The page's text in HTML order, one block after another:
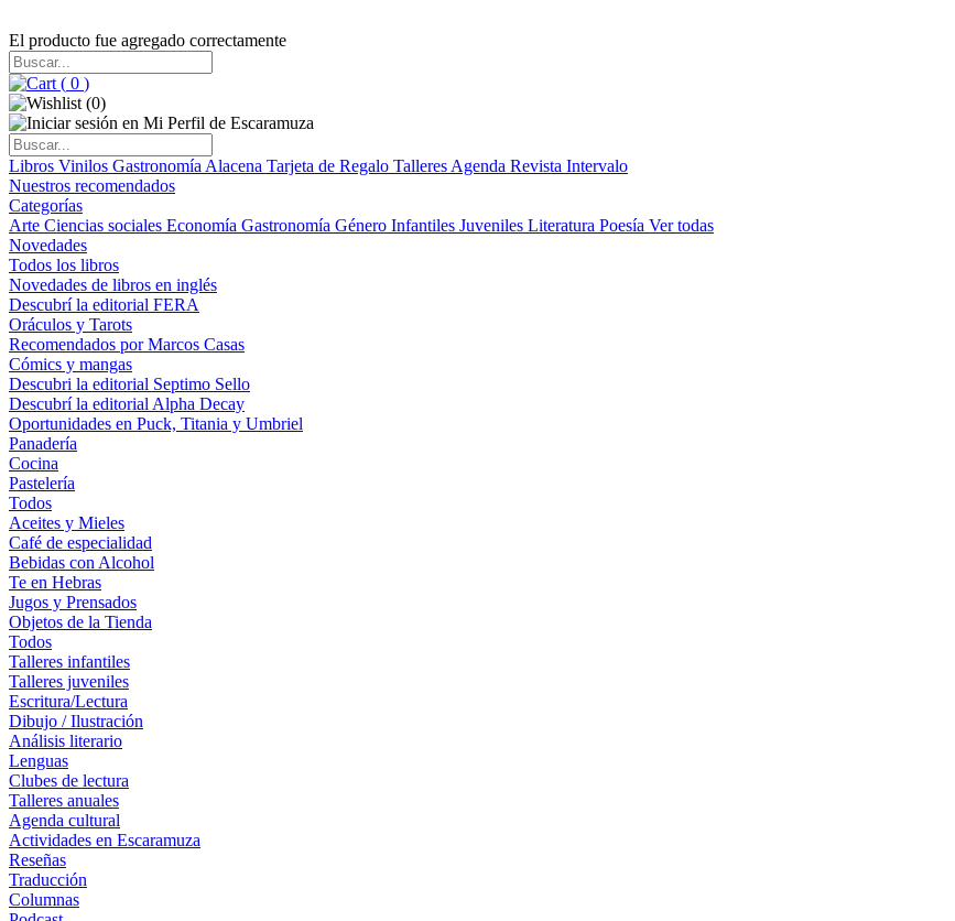
El producto fue agregado correctamente
( 0 )
(0)
Libros Vinilos Gastronomía Alacena Tarjeta de Regalo Talleres Agenda Revista Intervalo
Nuestros recomendados
Categorías
Arte Ciencias sociales Economía Gastronomía Género Infantiles Juveniles Literatura Poesía Ver todas
Novedades
Todos los libros
Novedades de libros en inglés
Descubrí la editorial FERA
Oráculos y Tarots
Recomendados por Marcos Casas
Cómics y mangas
Descubri la editorial Septimo Sello
Descubrí la editorial Alpha Decay
Oportunidades en Puck, Titania y Umbriel
Panadería
Cocina
Pastelería
Todos
Aceites y Mieles
Café de especialidad
Bebidas con Alcohol
Te en Hebras
Jugos y Prensados
Objetos de la Tienda
Todos
Talleres infantiles
Talleres juveniles
Escritura/Lectura
Dibujo / Ilustración
Análisis literario
Lenguas
Clubes de lectura
Talleres anuales
Agenda cultural
Actividades en Escaramuza
Reseñas
Traducción
Columnas